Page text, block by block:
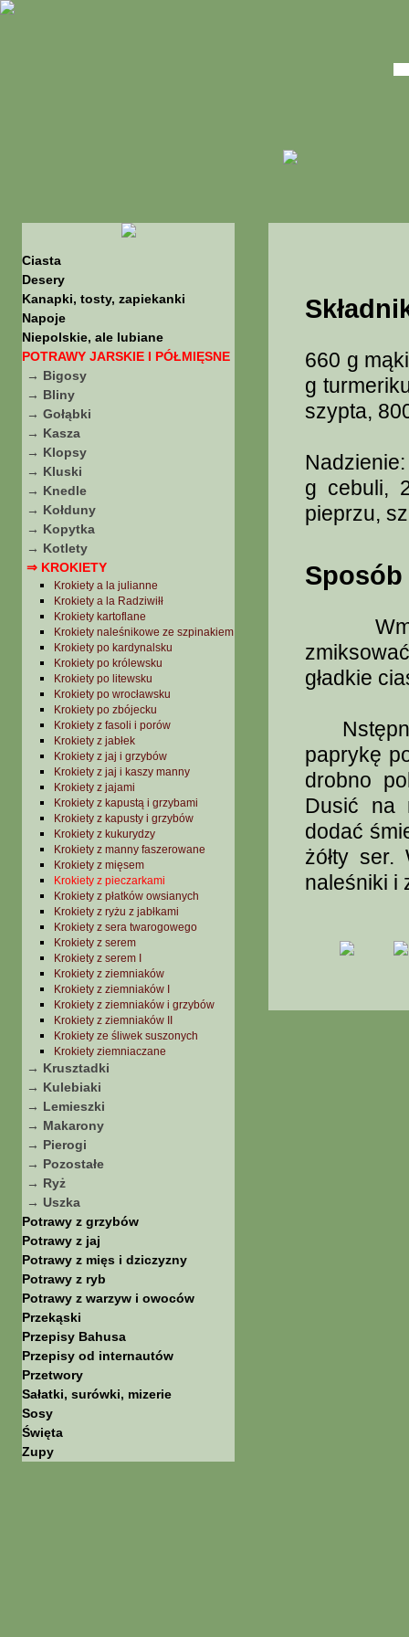
Ciasta
Desery
Kanapki, tosty, zapiekanki
Napoje
Niepolskie, ale lubiane
POTRAWY JARSKIE I PÓŁMIĘSNE
→ Bigosy
→ Bliny
→ Gołąbki
→ Kasza
→ Klopsy
→ Kluski
→ Knedle
→ Kołduny
→ Kopytka
→ Kotlety
⇒ KROKIETY
Krokiety a la julianne
Krokiety a la Radziwiłł
Krokiety kartoflane
Krokiety naleśnikowe ze szpinakiem
Krokiety po kardynalsku
Krokiety po królewsku
Krokiety po litewsku
Krokiety po wrocławsku
Krokiety po zbójecku
Krokiety z fasoli i porów
Krokiety z jabłek
Krokiety z jaj i grzybów
Krokiety z jaj i kaszy manny
Krokiety z jajami
Krokiety z kapustą i grzybami
Krokiety z kapusty i grzybów
Krokiety z kukurydzy
Krokiety z manny faszerowane
Krokiety z mięsem
Krokiety z pieczarkami
Krokiety z płatków owsianych
Krokiety z ryżu z jabłkami
Krokiety z sera twarogowego
Krokiety z serem
Krokiety z serem I
Krokiety z ziemniaków
Krokiety z ziemniaków I
Krokiety z ziemniaków i grzybów
Krokiety z ziemniaków II
Krokiety ze śliwek suszonych
Krokiety ziemniaczane
→ Krusztadki
→ Kulebiaki
→ Lemieszki
→ Makarony
→ Pierogi
→ Pozostałe
→ Ryż
→ Uszka
Potrawy z grzybów
Potrawy z jaj
Potrawy z mięs i dziczyzny
Potrawy z ryb
Potrawy z warzyw i owoców
Przekąski
Przepisy Bahusa
Przepisy od internautów
Przetwory
Sałatki, surówki, mizerie
Sosy
Święta
Zupy
660 g
g
szypta,
g cebuli,
pieprzu,
gładkie
paprykę
drobno
Dusić na
dodać
żółty ser.
naleśniki i